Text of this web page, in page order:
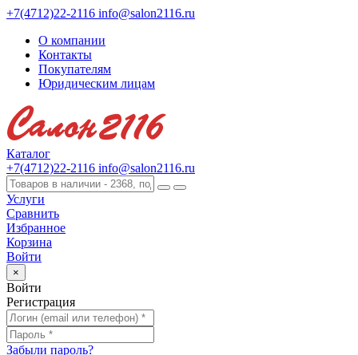
+7(4712)22-2116 info@salon2116.ru
О компании
Контакты
Покупателям
Юридическим лицам
Каталог
+7(4712)22-2116 info@salon2116.ru
Услуги
Сравнить
Избранное
Корзина
Войти
×
Войти
Регистрация
Забыли пароль?